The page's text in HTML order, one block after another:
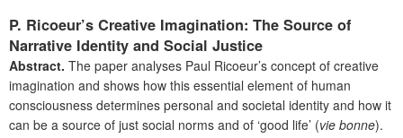
P. Ricoeur’s Creative Imagination: The Source of
Narrative Identity and Social Justice
Abstract. The paper analyses Paul Ricoeur’s concept of creative
imagination and shows how this essential element of human
consciousness determines personal and societal identity and how it
can be a source of just social norms and of ‘good life’ (vie bonne).